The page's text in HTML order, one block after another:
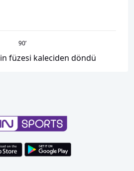
90’
füzesi kaleciden döndü